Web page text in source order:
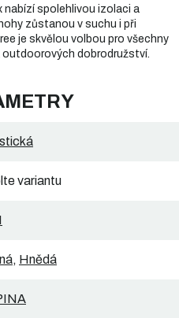
nabízí spolehlivou izolaci a
zůstanou v suchu i při
je skvělou volbou pro všechny
dobrodružství.
variantu
, Hnědá